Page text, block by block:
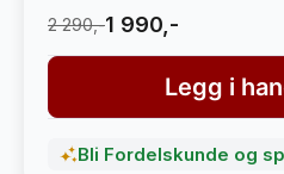
2 290,-1 990,-
Legg i
Bli Fordelskunde og